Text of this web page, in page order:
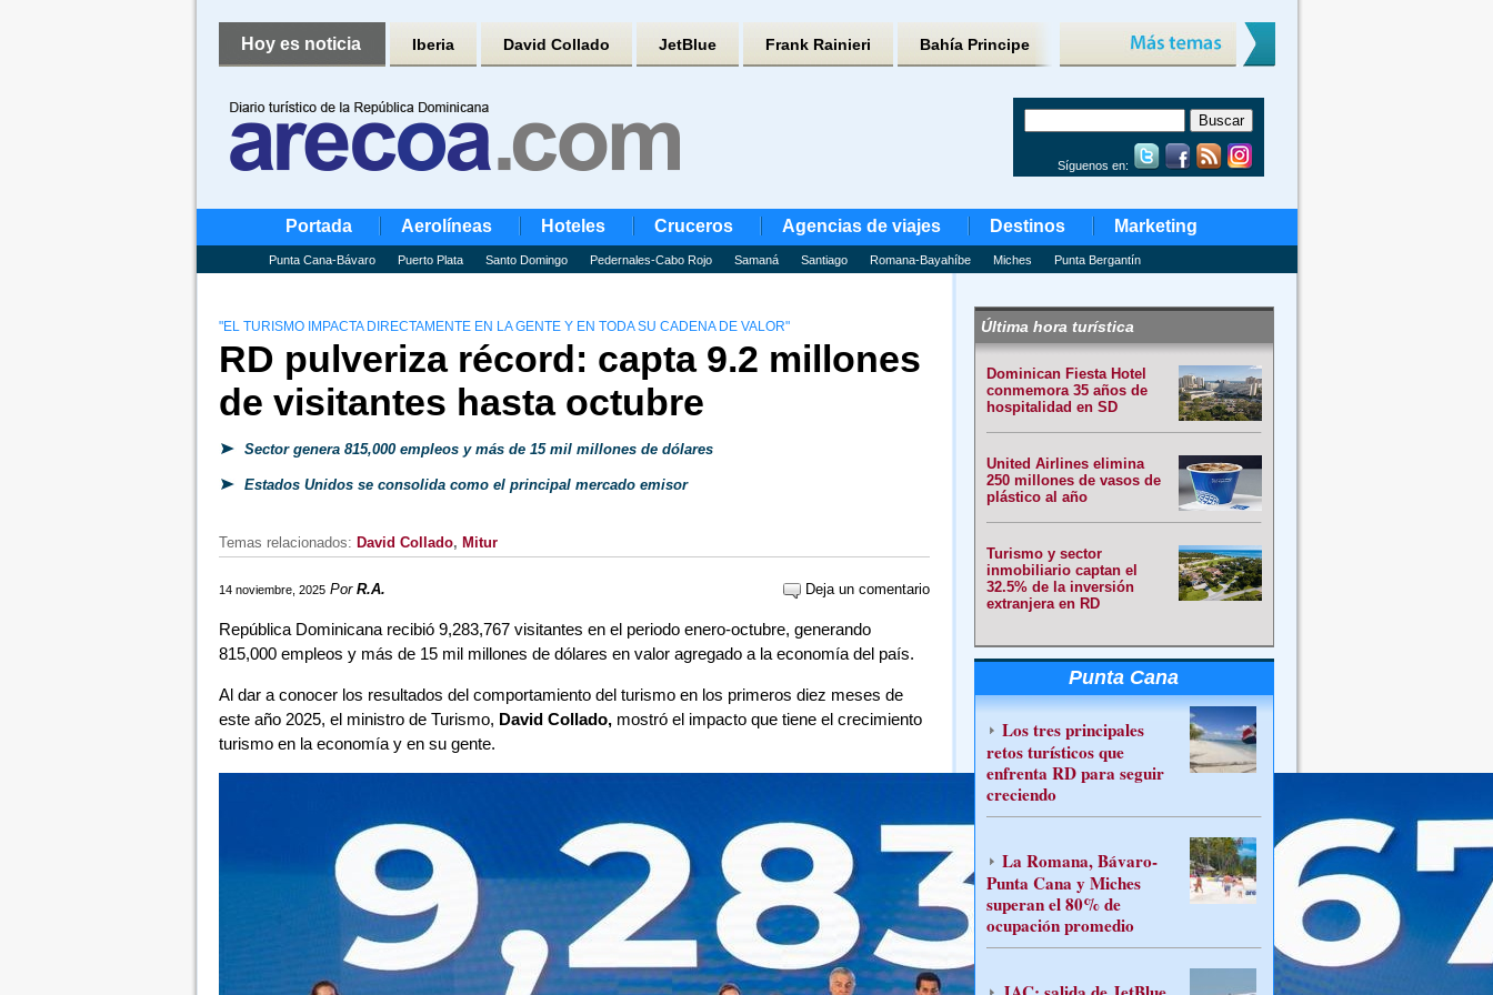
Hoy es noticia Iberia David Collado JetBlue Frank Rainieri Bahía Principe
Síguenos en:
Portada Aerolíneas Hoteles Cruceros Agencias de viajes Destinos Marketing
Punta Cana-Bávaro Puerto Plata Santo Domingo Pedernales-Cabo Rojo Samaná Santiago Romana-Bayahíbe Miches Punta Bergantín
"EL TURISMO IMPACTA DIRECTAMENTE EN LA GENTE Y EN TODA SU CADENA DE VALOR"
RD pulveriza récord: capta 9.2 millones
de visitantes hasta octubre
Sector genera 815,000 empleos y más de 15 mil millones de dólares
Estados Unidos se consolida como el principal mercado emisor
Temas relacionados: David Collado, Mitur
14 noviembre, 2025 Por R.A. Deja un comentario
República Dominicana recibió 9,283,767 visitantes en el periodo enero-octubre, generando
815,000 empleos y más de 15 mil millones de dólares en valor agregado a la economía del país.
Al dar a conocer los resultados del comportamiento del turismo en los primeros diez meses de
este año 2025, el ministro de Turismo, David Collado,mostró el impacto que tiene el crecimiento
turismo en la economía y en su gente.
Última hora turística
Dominican Fiesta Hotel
conmemora 35 años de
hospitalidad en SD
United Airlines elimina
250 millones de vasos de
plástico al año
Turismo y sector
inmobiliario captan el
32.5% de la inversión
extranjera en RD
Punta Cana
Los tres principales
retos turísticos que
enfrenta RD para seguir
creciendo
La Romana, Bávaro-
Punta Cana y Miches
superan el 80% de
ocupación promedio